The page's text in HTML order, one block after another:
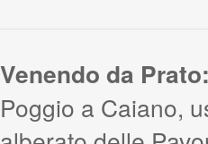
Venendo da Prato:
Poggio a Caiano,